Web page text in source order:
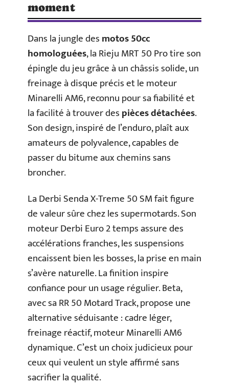
moment
Dans la jungle desmotos 50cc
homologuées, la Rieju MRT 50 Pro tire son
épingle du jeu grâce à un châssis solide, un
freinage à disque précis et le moteur
Minarelli AM6, reconnu pour sa fiabilité et
la facilité à trouver despièces détachées.
Son design, inspiré de l’enduro, plaît aux
amateurs de polyvalence, capables de
passer du bitume aux chemins sans
broncher.
La Derbi Senda X-Treme 50 SM fait figure
de valeur sûre chez les supermotards. Son
moteur Derbi Euro 2 temps assure des
accélérations franches, les suspensions
encaissent bien les bosses, la prise en main
s’avère naturelle. La finition inspire
confiance pour un usage régulier. Beta,
avec sa RR 50 Motard Track, propose une
alternative séduisante : cadre léger,
freinage réactif, moteur Minarelli AM6
dynamique. C’est un choix judicieux pour
ceux qui veulent un style affirmé sans
sacrifier la qualité.